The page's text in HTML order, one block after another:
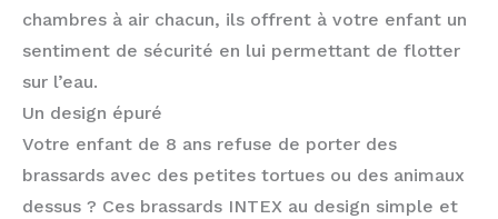
chambres à air chacun, ils offrent à votre enfant un
sentiment de sécurité en lui permettant de flotter
sur l’eau.
Un design épuré
Votre enfant de 8 ans refuse de porter des
brassards avec des petites tortues ou des animaux
dessus ? Ces brassards INTEX au design simple et